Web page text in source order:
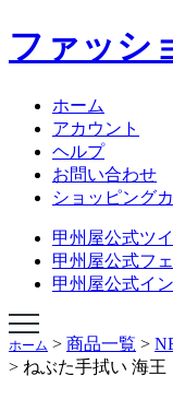
ファッシ
ホーム
アカウント
ヘルプ
お問い合わせ
ショッピング
甲州屋公式ツ
甲州屋公式フ
甲州屋公式イ
NEBUTA
NEBUTA
ねぶたハ
ねぶた囃子
AOMORI
オリジナ
学生専科
ショップ
ホーム > 商品一覧 >
> ねぶた手拭い 海王